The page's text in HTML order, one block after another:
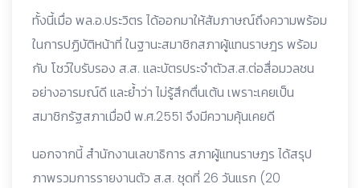
ทั้งนี้เมื่อ พล.อ.ประวิตร ได้ออกมาให้สัมภาษณ์ถึงความพร้อม
ในการปฏิบัติหน้าที่ ในฐานะสมาชิกสภาผู้แทนราษฎร พร้อม
กับ โชว์ใบรับรอง ส.ส. และบัตรประจำตัวส.ส.ต่อสื่อมวลชน
อย่างอารมณ์ดี และย้ำว่า ไม่รู้สึกตื่นเต้น เพราะเคยเป็น
สมาชิกรัฐสภาเมื่อปี พ.ศ.2551 จึงมีความคุ้นเคยดี
นอกจากนี้ สำนักงานเลขาธิการ สภาผู้แทนราษฎร ได้สรุป
ภาพรวมการรายงานตัว ส.ส. ชุดที่ 26 วันแรก (20